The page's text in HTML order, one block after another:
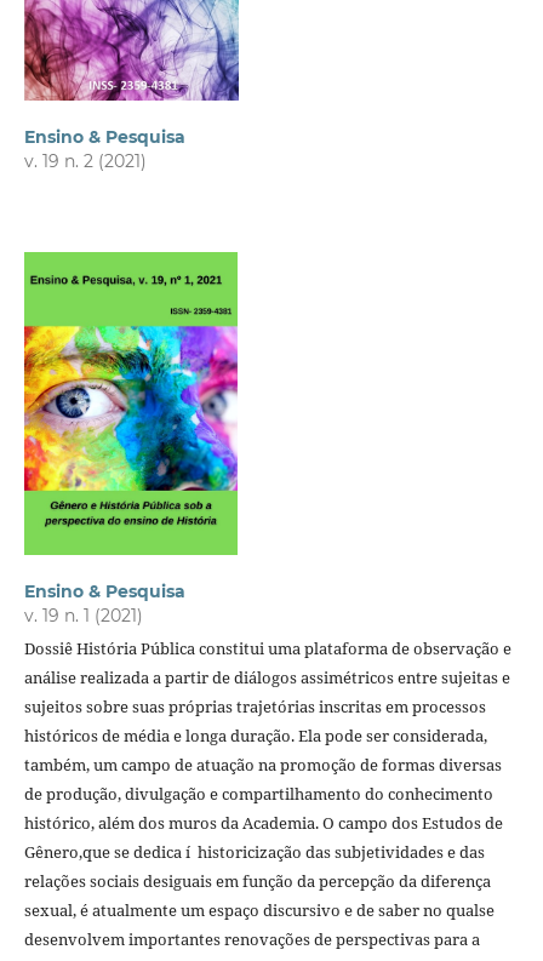
Ensino & Pesquisa
v. 19 n. 2 (2021)
Ensino & Pesquisa
v. 19 n. 1 (2021)
Dossiê História Pública constitui uma plataforma de observação e
análise realizada a partir de diálogos assimétricos entre sujeitas e
sujeitos sobre suas próprias trajetórias inscritas em processos
históricos de média e longa duração. Ela pode ser considerada,
também, um campo de atuação na promoção de formas diversas
de produção, divulgação e compartilhamento do conhecimento
histórico, além dos muros da Academia. O campo dos Estudos de
Gênero,que se dedica í historicização das subjetividades e das
relações sociais desiguais em função da percepção da diferença
sexual, é atualmente um espaço discursivo e de saber no qualse
desenvolvem importantes renovações de perspectivas para a